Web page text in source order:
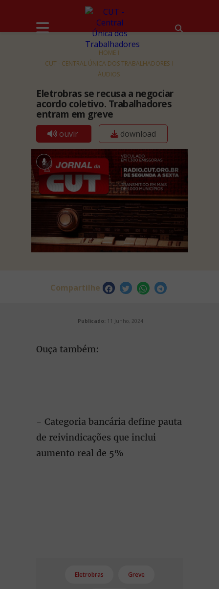
HOME
CUT - CENTRAL ÚNICA DOS TRABALHADORES
ÁUDIOS
Eletrobras se recusa a negociar
acordo coletivo. Trabalhadores
entram em greve
ouvir download
Compartilhe
Publicado: 11 Junho, 2024
Ouça também:
- Categoria bancária define pauta
de reivindicações que inclui
aumento real de 5%
Eletrobras Greve